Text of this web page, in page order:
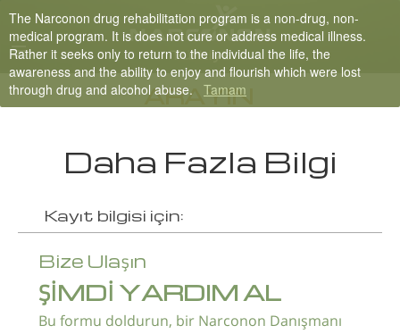
Turkish
English
ARAYIN
Daha Fazla Bilgi
Kayıt bilgisi için:
Bize Ulaşın
ŞİMDİ YARDIM AL
Bu formu doldurun, bir Narconon Danışmanı
The Narconon drug rehabilitation program is a non-drug, non-
medical program. It is does not cure or address medical illness.
Rather it seeks only to return to the individual the life, the
awareness and the ability to enjoy and flourish which were lost
through drug and alcohol abuse. Tamam